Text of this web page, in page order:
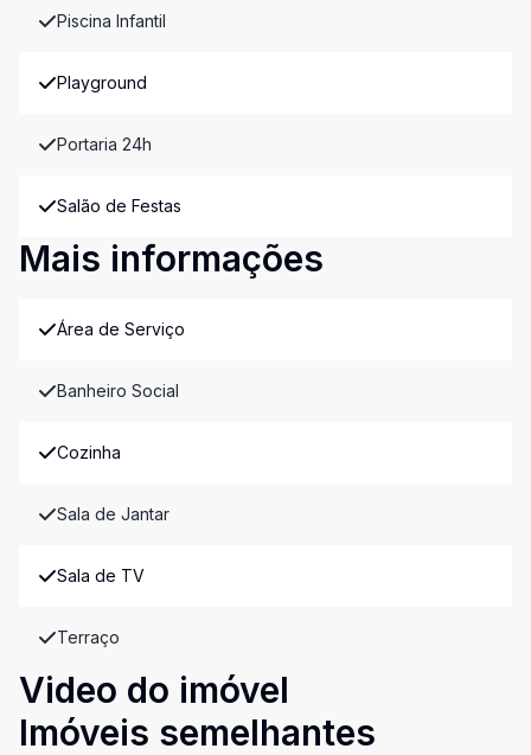
Piscina Infantil
Playground
Portaria 24h
Salão de Festas
Mais informações
Área de Serviço
Banheiro Social
Cozinha
Sala de Jantar
Sala de TV
Terraço
Video do imóvel
Imóveis semelhantes